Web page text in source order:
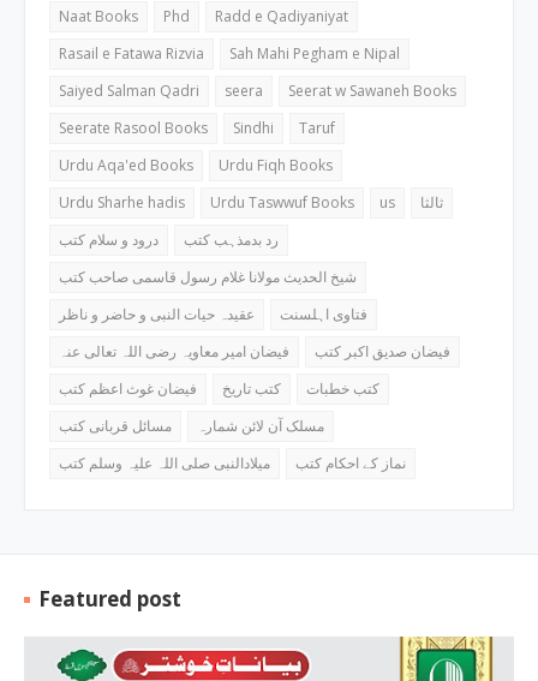
Naat Books
Phd
Radd e Qadiyaniyat
Rasail e Fatawa Rizvia
Sah Mahi Pegham e Nipal
Saiyed Salman Qadri
seera
Seerat w Sawaneh Books
Seerate Rasool Books
Sindhi
Taruf
Urdu Aqa'ed Books
Urdu Fiqh Books
Urdu Sharhe hadis
Urdu Taswwuf Books us
ثالثا
درود و سلام کتب
رد بدمذہب کتب
شیخ الحدیث مولانا غلام رسول قاسمی صاحب کتب
عقیدہ حیات النبی و حاضر و ناظر
فتاوی اہلسنت
فیضان امیر معاویہ رضی اللہ تعالی عنہ
فیضان صدیق اکبر کتب
فیضان غوث اعظم کتب
کتب تاریخ
کتب خطبات
مسائل قربانی کتب
مسلک آن لائن شمارہ
میلادالنبی صلی اللہ علیہ وسلم کتب
نماز کے احکام کتب
Featured post